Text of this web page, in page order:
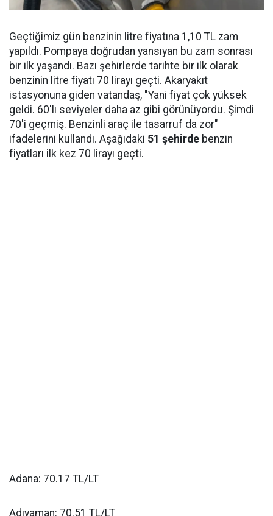
Geçtiğimiz gün benzinin litre fiyatına 1,10 TL zam
yapıldı. Pompaya doğrudan yansıyan bu zam sonrası
bir ilk yaşandı. Bazı şehirlerde tarihte bir ilk olarak
benzinin litre fiyatı 70 lirayı geçti. Akaryakıt
istasyonuna giden vatandaş, "Yani fiyat çok yüksek
geldi. 60'lı seviyeler daha az gibi görünüyordu. Şimdi
70'i geçmiş. Benzinli araç ile tasarruf da zor"
ifadelerini kullandı. Aşağıdaki 51 şehirde benzin
fiyatları ilk kez 70 lirayı geçti.
Adana: 70.17 TL/LT
Adıyaman: 70.51 TL/LT